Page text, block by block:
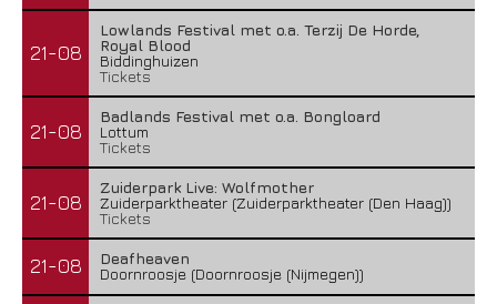
21-08
Lowlands Festival met o.a. Terzij De Horde,
Royal Blood
Biddinghuizen
Tickets
21-08
Badlands Festival met o.a. Bongloard
Lottum
Tickets
21-08
Zuiderpark Live: Wolfmother
Zuiderparktheater (Zuiderparktheater (Den Haag))
Tickets
21-08
Deafheaven
Doornroosje (Doornroosje (Nijmegen))